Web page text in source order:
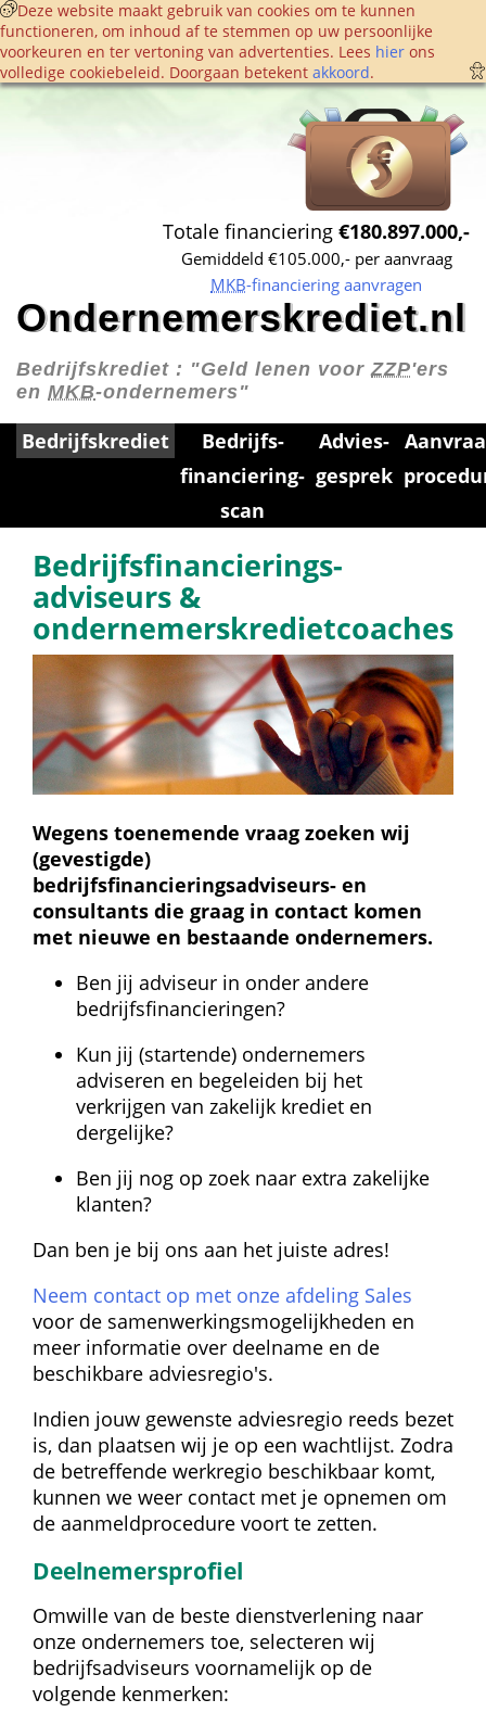
Deze website maakt gebruik van cookies om te kunnen
functioneren, om inhoud af te stemmen op uw persoonlijke
voorkeuren en ter vertoning van advertenties. Lees hier ons
volledige cookie­beleid. Doorgaan betekent akkoord.
Totale financiering €180.897.000,-
Gemiddeld €105.000,- per aanvraag
MKB-financiering aanvragen
Ondernemerskrediet.nl
Bedrijfskrediet : "Geld lenen voor ZZP'ers
en MKB-ondernemers"
Bedrijfskrediet
Bedrijfs­
financiering­
scan
Advies­
gesprek
Bedrijfsfinancierings­
adviseurs &
ondernemerskrediet­coaches
Wegens toenemende vraag zoeken wij
(gevestigde)
bedrijfsfinancieringsadviseurs- en
consultants die graag in contact komen
met nieuwe en bestaande ondernemers.
Ben jij adviseur in onder andere
bedrijfsfinancieringen?
Kun jij (startende) ondernemers
adviseren en begeleiden bij het
verkrijgen van zakelijk krediet en
dergelijke?
Ben jij nog op zoek naar extra zakelijke
klanten?
Dan ben je bij ons aan het juiste adres!
Neem contact op met onze afdeling Sales
voor de samenwerkingsmogelijkheden en
meer informatie over deelname en de
beschikbare adviesregio's.
Indien jouw gewenste adviesregio reeds bezet
is, dan plaatsen wij je op een wachtlijst. Zodra
de betreffende werkregio beschikbaar komt,
kunnen we weer contact met je opnemen om
de aanmeldprocedure voort te zetten.
Deelnemersprofiel
Omwille van de beste dienstverlening naar
onze ondernemers toe, selecteren wij
bedrijfsadviseurs voornamelijk op de
volgende kenmerken: